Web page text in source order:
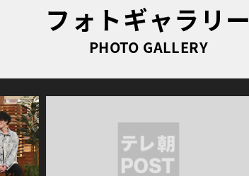
フォトギャラリー
PHOTO GALLERY